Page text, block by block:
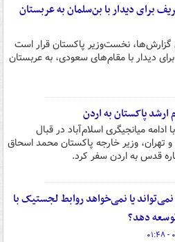
برای دیدار با بن‌سلمان به عربستان
نخست‌وزیر پاکستان قرار است
دیدار با مقام‌های سعودی، به عربستان
ارشد پاکستان به اردن
ادامه میانجیگری اسلام‌آباد در قبال
تهران، وزیر خارجه پاکستان محمد اسحاق
قدس به اردن سفر کرد.
یا نمی‌خواهد روابط لجستیک با
توسعه دهد؟